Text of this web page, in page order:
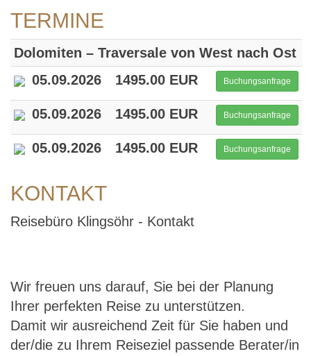
TERMINE
Dolomiten – Traversale von West nach Ost
05.09.2026
1495.00 EUR Buchungsanfrage
05.09.2026 1495.00 EUR Buchungsanfrage
05.09.2026 1495.00 EUR Buchungsanfrage
KONTAKT
Reisebüro Klingsöhr - Kontakt
Wir freuen uns darauf, Sie bei der Planung
Ihrer perfekten Reise zu unterstützen.
Damit wir ausreichend Zeit für Sie haben und
der/die zu Ihrem Reiseziel passende Berater/in